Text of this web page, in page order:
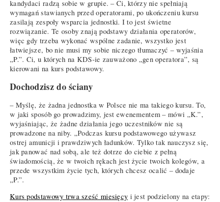
kandydaci radzą sobie w grupie. – Ci, którzy nie spełniają
wymagań stawianych przed operatorami, po ukończeniu kursu
zasilają zespoły wsparcia jednostki. I to jest świetne
rozwiązanie. Te osoby znają podstawy działania operatorów,
więc gdy trzeba wykonać wspólne zadanie, wszystko jest
łatwiejsze, bo nie musi my sobie niczego tłumaczyć – wyjaśnia
„P.”. Ci, u których na KDS-ie zauważono „gen operatora”, są
kierowani na kurs podstawowy.
Dochodzisz do ściany
– Myślę, że żadna jednostka w Polsce nie ma takiego kursu. To,
w jaki sposób go prowadzimy, jest ewenementem – mówi „K.”,
wyjaśniając, że żadne działania jego uczestników nie są
prowadzone na niby. „Podczas kursu podstawowego używasz
ostrej amunicji i prawdziwych ładunków. Tylko tak nauczysz się,
jak panować nad sobą, ale też dotrze do ciebie z pełną
świadomością, że w twoich rękach jest życie twoich kolegów, a
przede wszystkim życie tych, których chcesz ocalić – dodaje
„P.”.
Kurs podstawowy trwa sześć miesięcy i jest podzielony na etapy: